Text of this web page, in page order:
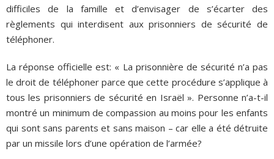
difficiles de la famille et d’envisager de s’écarter des
règlements qui interdisent aux prisonniers de sécurité de
téléphoner.
La réponse officielle est: « La prisonnière de sécurité n’a pas
le droit de téléphoner parce que cette procédure s’applique à
tous les prisonniers de sécurité en Israël ». Personne n’a-t-il
montré un minimum de compassion au moins pour les enfants
qui sont sans parents et sans maison – car elle a été détruite
par un missile lors d’une opération de l’armée?